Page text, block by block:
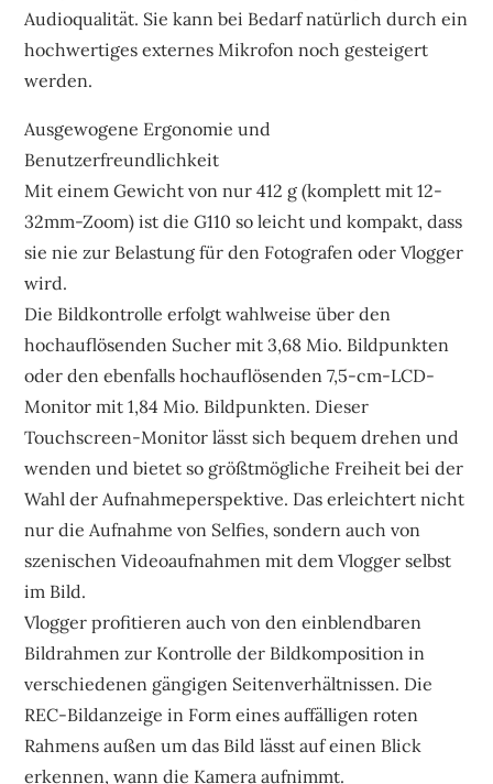
Audioqualität. Sie kann bei Bedarf natürlich durch ein
hochwertiges externes Mikrofon noch gesteigert
werden.
Ausgewogene Ergonomie und
Benutzerfreundlichkeit
Mit einem Gewicht von nur 412 g (komplett mit 12-
32mm-Zoom) ist die G110 so leicht und kompakt, dass
sie nie zur Belastung für den Fotografen oder Vlogger
wird.
Die Bildkontrolle erfolgt wahlweise über den
hochauflösenden Sucher mit 3,68 Mio. Bildpunkten
oder den ebenfalls hochauflösenden 7,5-cm-LCD-
Monitor mit 1,84 Mio. Bildpunkten. Dieser
Touchscreen-Monitor lässt sich bequem drehen und
wenden und bietet so größtmögliche Freiheit bei der
Wahl der Aufnahmeperspektive. Das erleichtert nicht
nur die Aufnahme von Selfies, sondern auch von
szenischen Videoaufnahmen mit dem Vlogger selbst
im Bild.
Vlogger profitieren auch von den einblendbaren
Bildrahmen zur Kontrolle der Bildkomposition in
verschiedenen gängigen Seitenverhältnissen. Die
REC-Bildanzeige in Form eines auffälligen roten
Rahmens außen um das Bild lässt auf einen Blick
erkennen, wann die Kamera aufnimmt.